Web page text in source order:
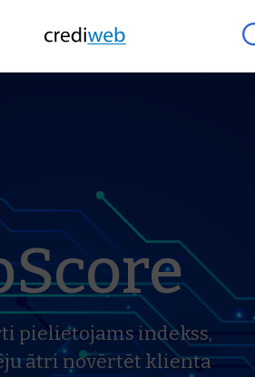
pielietojams indekss,
ātri novērtēt klienta